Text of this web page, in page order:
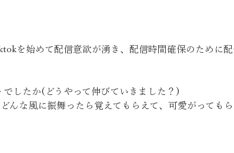
を始めて配信意欲が湧き、配信時間確保のために
したか(どうやって伸びていきました？)
んな風に振舞ったら覚えてもらえて、可愛がっても